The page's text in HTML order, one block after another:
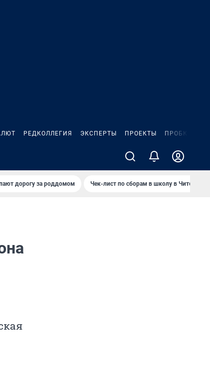
РЕДКОЛЛЕГИЯ ЭКСПЕРТЫ ПРОЕКТЫ ПРОБКИ
дорогу за роддомом Чек-лист по сборам в школу в Чите